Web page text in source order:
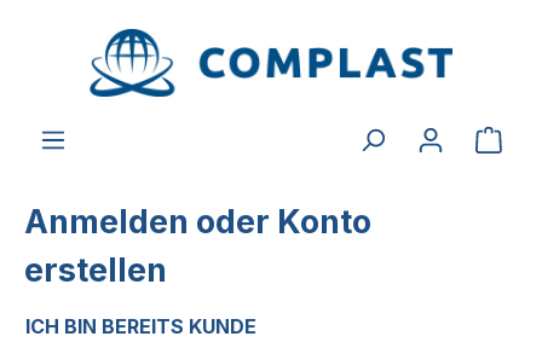
Anmelden oder Konto
erstellen
ICH BIN BEREITS KUNDE